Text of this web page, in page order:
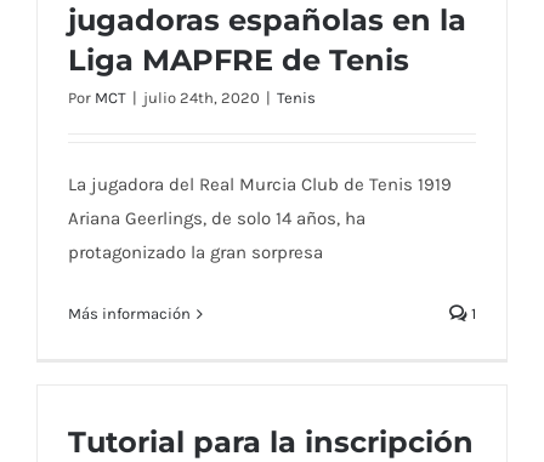
Ariana Geerlings brilla entre las mejores
jugadoras españolas en la Liga MAPFRE
de Tenis
jugadoras españolas en la
Liga MAPFRE de Tenis
Por MCT | julio 24th, 2020 | Tenis
La jugadora del Real Murcia Club de Tenis 1919
Ariana Geerlings, de solo 14 años, ha
protagonizado la gran sorpresa
Más información 1
Tutorial para la inscripción